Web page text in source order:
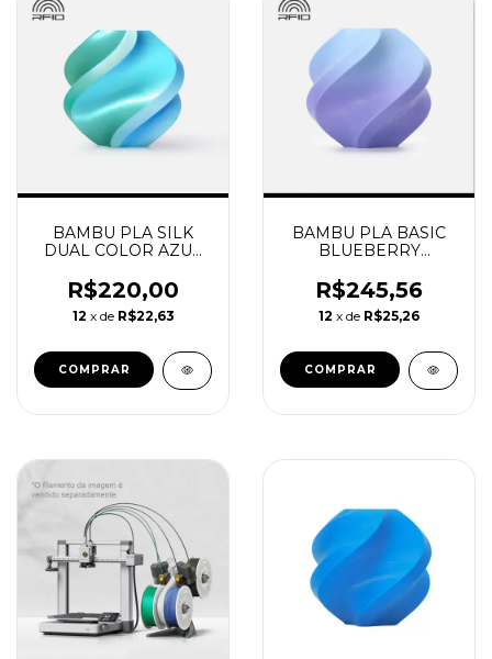
BAMBU PLA SILK
DUAL COLOR AZUL
CARRETEL
REUTILIZAVEL
BAMBU
R$220,00
12 x de R$22,63
BAMBU PLA BASIC
BLUEBERRY
CARRETEL
REUTILIZAVEL
BAMBU
R$245,56
12 x de R$25,26